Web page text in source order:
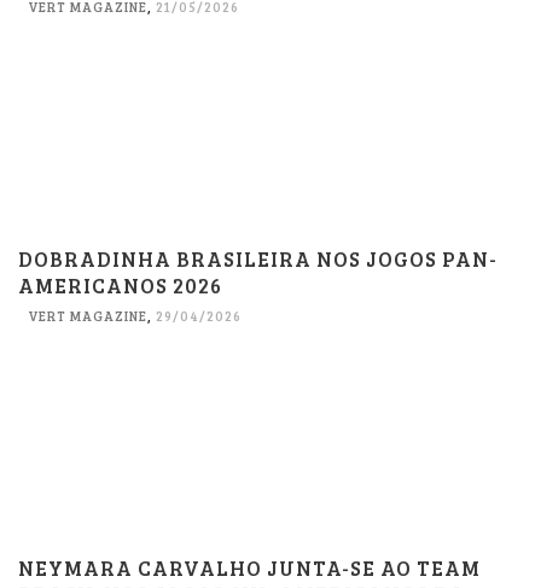
VERT MAGAZINE 21/05/2026
DOBRADINHA BRASILEIRA NOS JOGOS PAN-
AMERICANOS 2026
VERT MAGAZINE, 29/04/2026
NEYMARA CARVALHO JUNTA-SE AO TEAM